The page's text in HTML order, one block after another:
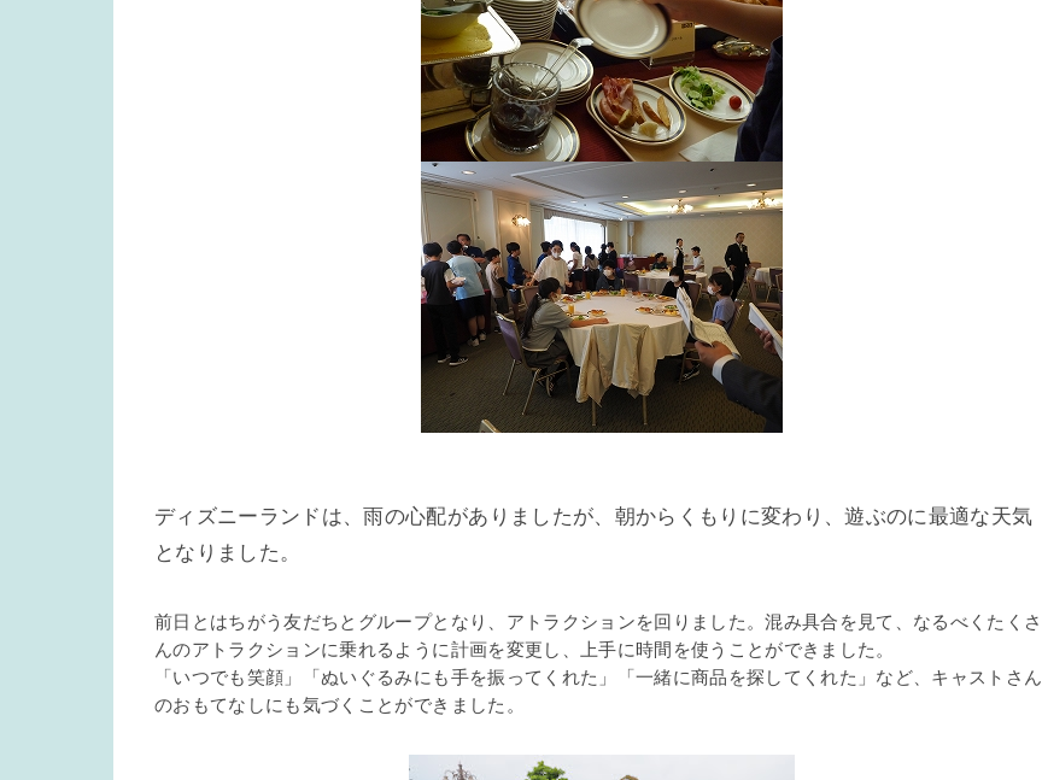
ディズニーランドは、雨の心配がありましたが、朝からくもりに変わり、遊ぶのに最適な天気
となりました。
前日とはちがう友だちとグループとなり、アトラクションを回りました。混み具合を見て、なるべくたくさ
んのアトラクションに乗れるように計画を変更し、上手に時間を使うことができました。
「いつでも笑顔」「ぬいぐるみにも手を振ってくれた」「一緒に商品を探してくれた」など、キャストさん
のおもてなしにも気づくことができました。